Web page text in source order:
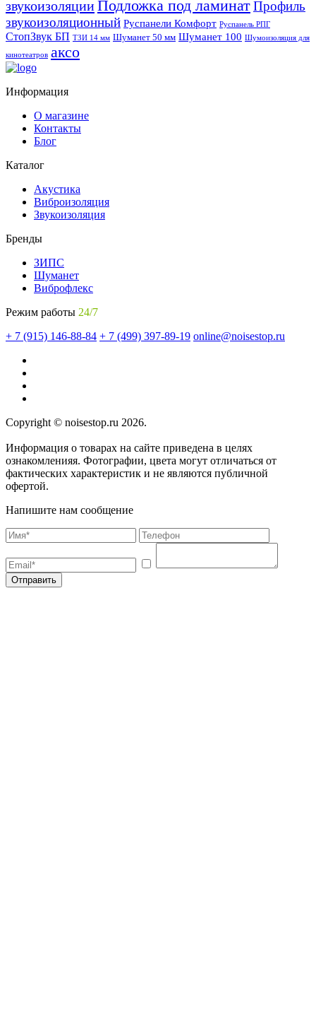
звукоизоляцииПодложка под ламинатПрофиль
звукоизоляционный Руспанели Комфорт Руспанель РПГ
СтопЗвук БП ТЗИ 14 мм Шуманет 50 мм Шуманет 100 Шумоизоляция для
кинотеатров аксо
Информация
О магазине
Контакты
Блог
Каталог
Акустика
Виброизоляция
Звукоизоляция
Бренды
ЗИПС
Шуманет
Виброфлекс
Режим работы 24/7
+ 7 (915) 146-88-84 + 7 (499) 397-89-19 online@noisestop.ru
Copyright © noisestop.ru 2026.
Информация о товарах на сайте приведена в целях
ознакомленияя. Фотографии, цвета могут отличаться от
фактических характеристик и не являются публичной
офертой.
Напишите нам сообщение
Отправить